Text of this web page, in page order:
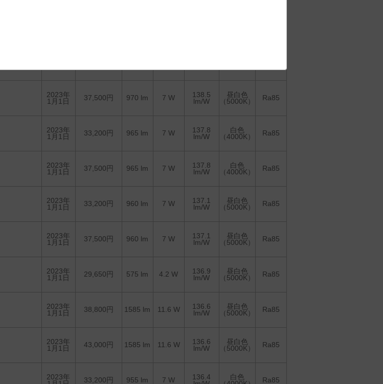
2023年
1月1日
37,500円 970 lm 7 W
138.5
lm/W
昼白色
（5000K）
Ra85
2023年
1月1日
33,200円 965 lm 7 W
137.8
lm/W
白色
（4000K）
Ra85
2023年
1月1日
37,500円 965 lm 7 W
137.8
lm/W
白色
（4000K）
Ra85
2023年
1月1日
33,200円 960 lm 7 W
137.1
lm/W
昼白色
（5000K）
Ra85
2023年
1月1日
37,500円 960 lm 7 W
137.1
lm/W
昼白色
（5000K）
Ra85
2023年
1月1日
29,650円 575 lm 4.2 W
136.9
lm/W
昼白色
（5000K）
Ra85
2023年
1月1日
38,800円 1585 lm 11.6 W
136.6
lm/W
昼白色
（5000K）
Ra85
2023年
1月1日
43,000円 1585 lm 11.6 W
136.6
lm/W
昼白色
（5000K）
Ra85
2023年
33,200円 955 lm 7 W
136.4
白色
Ra85